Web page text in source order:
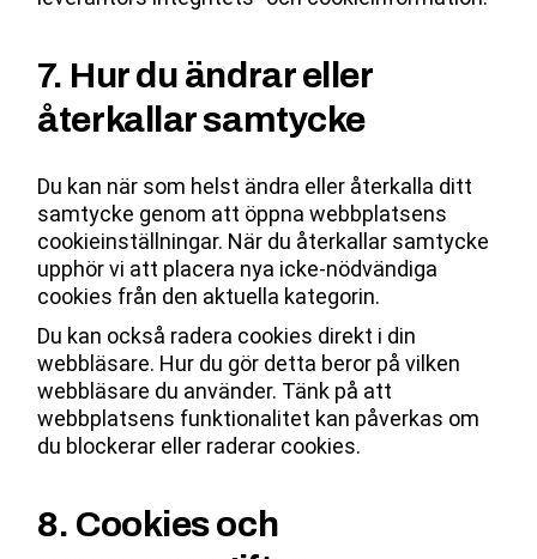
7. Hur du ändrar eller
återkallar samtycke
Du kan när som helst ändra eller återkalla ditt
samtycke genom att öppna webbplatsens
cookieinställningar. När du återkallar samtycke
upphör vi att placera nya icke-nödvändiga
cookies från den aktuella kategorin.
Du kan också radera cookies direkt i din
webbläsare. Hur du gör detta beror på vilken
webbläsare du använder. Tänk på att
webbplatsens funktionalitet kan påverkas om
du blockerar eller raderar cookies.
8. Cookies och